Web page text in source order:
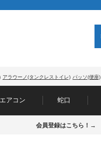
アラウーノ(タンクレストイレ) パッソ(便座)
エアコン 蛇口
会員登録はこちら！→